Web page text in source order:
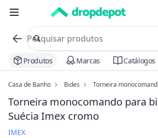
commerce search no header
Procurar
Produtos Marcas Catálogos
Casa de Banho Bides Torneira
Torneira monocomando para
Suécia Imex cromo
IMEX